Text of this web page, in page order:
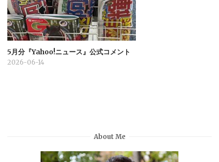
5月分『Yahoo!ニュース』公式コメント
2026-06-14
About Me